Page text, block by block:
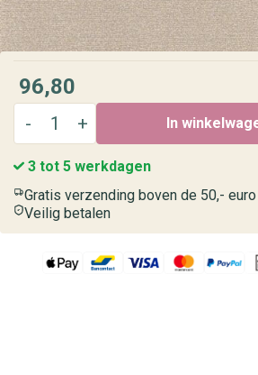
96,80
In
3 tot 5 werkdagen
Gratis verzending boven de 50,- euro
Veilig betalen